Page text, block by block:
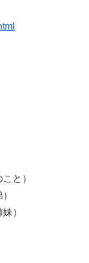
と）
）